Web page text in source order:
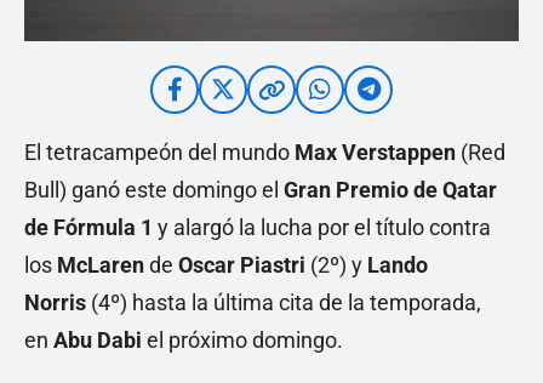
El tetracampeón del mundo Max Verstappen (Red
Bull) ganó este domingo el Gran Premio de Qatar
de Fórmula 1 y alargó la lucha por el título contra
los McLarende Oscar Piastri (2º) y Lando
Norris (4º) hasta la última cita de la temporada,
en Abu Dabi el próximo domingo.